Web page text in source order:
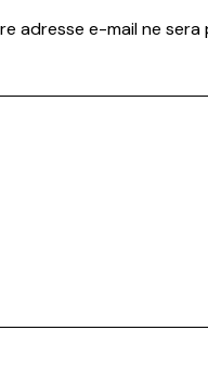
adresse e-mail ne sera